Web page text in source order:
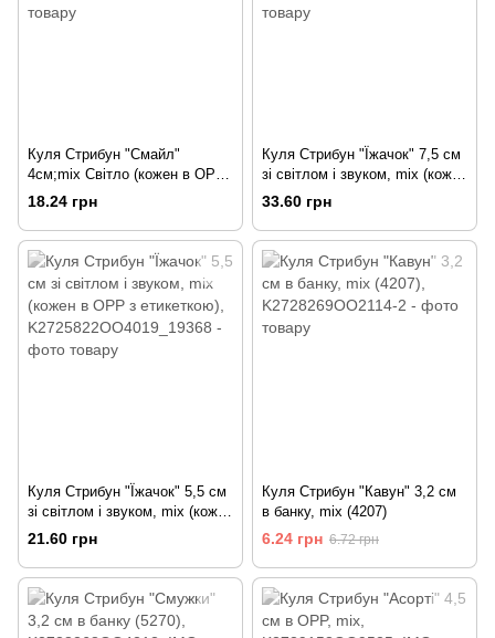
Куля Стрибун "Смайл"
4см;mix Світло (кожен в OPP
з етикеткою)
18.24 грн
Куля Стрибун "Їжачок" 7,5 см
зі світлом і звуком, mix (кожен
в OPP з етикеткою)
33.60 грн
Куля Стрибун "Їжачок" 5,5 см
зі світлом і звуком, mix (кожен
в OPP з етикеткою)
21.60 грн
Куля Стрибун "Кавун" 3,2 см
в банку, mix (4207)
6.24 грн 6.72 грн